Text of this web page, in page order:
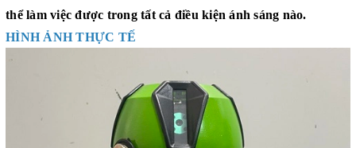
thể làm việc được trong tất cả điều kiện ánh sáng nào.
HÌNH ẢNH THỰC TẾ